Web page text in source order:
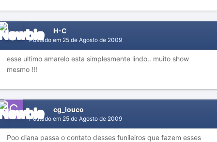
H-C
Postado em 25 de Agosto de 2009
esse ultimo amarelo esta simplesmente lindo.. muito show
mesmo !!!
cg_louco
Postado em 25 de Agosto de 2009
Poo diana passa o contato desses funileiros que fazem esses